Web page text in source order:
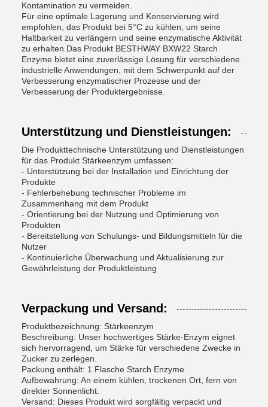
Kontamination zu vermeiden.
Für eine optimale Lagerung und Konservierung wird
empfohlen, das Produkt bei 5°C zu kühlen, um seine
Haltbarkeit zu verlängern und seine enzymatische Aktivität
zu erhalten.Das Produkt BESTHWAY BXW22 Starch
Enzyme bietet eine zuverlässige Lösung für verschiedene
industrielle Anwendungen, mit dem Schwerpunkt auf der
Verbesserung enzymatischer Prozesse und der
Verbesserung der Produktergebnisse.
Unterstützung und Dienstleistungen:
Die Produkttechnische Unterstützung und Dienstleistungen
für das Produkt Stärkeenzym umfassen:
- Unterstützung bei der Installation und Einrichtung der
Produkte
- Fehlerbehebung technischer Probleme im
Zusammenhang mit dem Produkt
- Orientierung bei der Nutzung und Optimierung von
Produkten
- Bereitstellung von Schulungs- und Bildungsmitteln für die
Nutzer
- Kontinuierliche Überwachung und Aktualisierung zur
Gewährleistung der Produktleistung
Verpackung und Versand:
Produktbezeichnung: Stärkeenzym
Beschreibung: Unser hochwertiges Stärke-Enzym eignet
sich hervorragend, um Stärke für verschiedene Zwecke in
Zucker zu zerlegen.
Packung enthält: 1 Flasche Starch Enzyme
Aufbewahrung: An einem kühlen, trockenen Ort, fern von
direkter Sonnenlicht.
Versand: Dieses Produkt wird sorgfältig verpackt und